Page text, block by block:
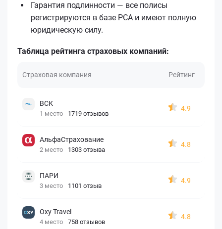
Гарантия подлинности — все полисы
регистрируются в базе РСА и имеют полную
юридическую силу.
Таблица рейтинга страховых компаний:
Страховая компания Рейтинг
ВСК
1 место 1719 отзывов
4.9
АльфаСтрахование
2 место 1303 отзыва
4.8
ПАРИ
3 место 1101 отзыв
4.9
Oxy Travel
4 место 758 отзывов
4.8